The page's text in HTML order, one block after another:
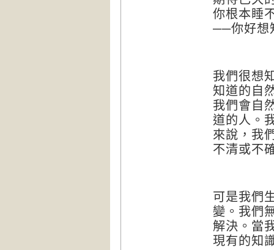
你根本睡
──你好想
我們很想
知道的自
我們會自
道的人。
來說，我
不清或不
可是我們
變。我們
解決。當
現有的知